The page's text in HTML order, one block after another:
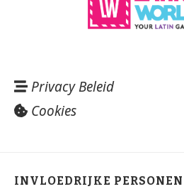
Privacy Beleid
Cookies
INVLOEDRIJKE PERSONEN